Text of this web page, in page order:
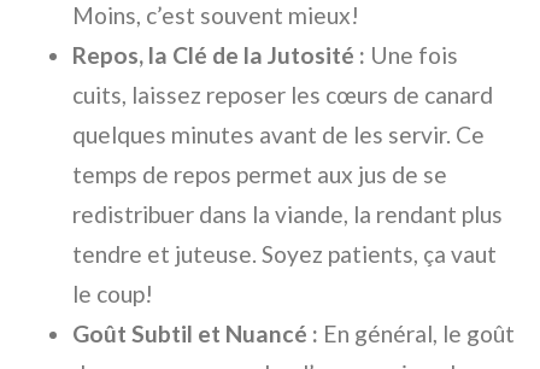
Moins, c’est souvent mieux!
Repos, la Clé de la Jutosité : Une fois
cuits, laissez reposer les cœurs de canard
quelques minutes avant de les servir. Ce
temps de repos permet aux jus de se
redistribuer dans la viande, la rendant plus
tendre et juteuse. Soyez patients, ça vaut
le coup!
Goût Subtil et Nuancé : En général, le goût